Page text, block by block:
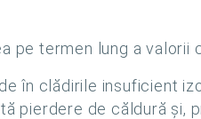
pe termen lung a valorii
în clădirile insuficient
pierdere de căldură și,